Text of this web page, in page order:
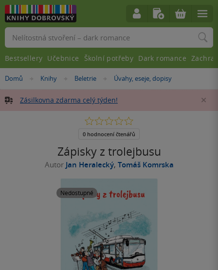
Nacházíte
zde:
Domů »
Knihy »
Beletrie »
Úvahy, eseje, dopisy
Zásilkovna zdarma celý týden!
Zápisky z trolejbusu
Autor Jan Heralecký, Tomáš Komrska
Nedostupné
0.0
5
0 hodnocení čtenářů
Vyhledávání
Bestsellery Učebnice Školní potřeby Dark romance